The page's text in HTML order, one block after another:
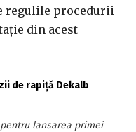
regulile procedurii
din acest
de rapiță Dekalb
lansarea primei